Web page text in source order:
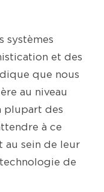
systèmes
et des
que nous
au niveau
plupart des
à ce
au sein de leur
de